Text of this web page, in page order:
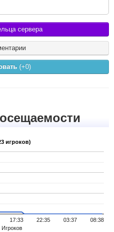
сервера
(+0)
игроков)
Игроков
17:33 22:35 03:37 08:38